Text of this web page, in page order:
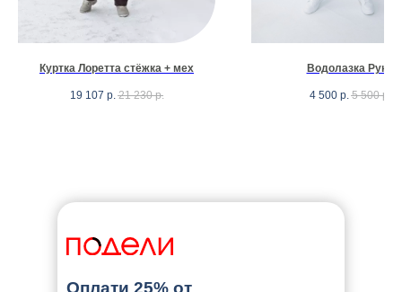
Куртка Лоретта стёжка + мех
19 107 р. 21 230 р.
Водолазка Руна
4 500 р. 5 500 р.